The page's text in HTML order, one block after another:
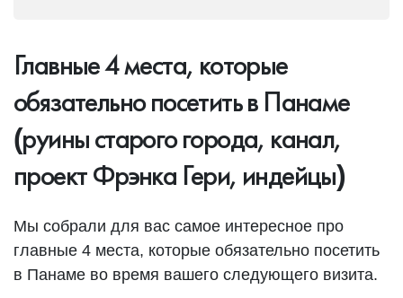
Главные 4 места, которые
обязательно посетить в Панаме
(руины старого города, канал,
проект Фрэнка Гери, индейцы)
Мы собрали для вас самое интересное про
главные 4 места, которые обязательно посетить
в Панаме во время вашего следующего визита.